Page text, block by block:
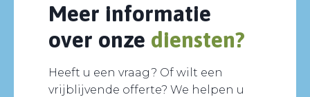
Meer informatie
over onze diensten?
Heeft u een vraag? Of wilt een
vrijblijvende offerte? We helpen u